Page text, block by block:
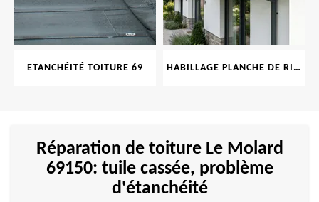
ETANCHÉITÉ TOITURE 69 HABILLAGE PLANCHE DE RIVE 69
Réparation de toiture Le Molard
69150: tuile cassée, problème
d'étanchéité